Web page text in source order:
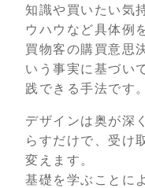
知識や買いたい気
ウハウなど具体例
買物客の購買意思
いう事実に基づい
践できる手法です。
デザインは奥が深
らすだけで、受け
変えます。
基礎を学ぶことに